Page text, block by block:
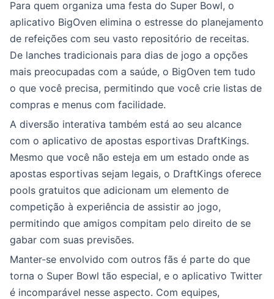
Para quem organiza uma festa do Super Bowl, o
aplicativo BigOven elimina o estresse do planejamento
de refeições com seu vasto repositório de receitas.
De lanches tradicionais para dias de jogo a opções
mais preocupadas com a saúde, o BigOven tem tudo
o que você precisa, permitindo que você crie listas de
compras e menus com facilidade.
A diversão interativa também está ao seu alcance
com o aplicativo de apostas esportivas DraftKings.
Mesmo que você não esteja em um estado onde as
apostas esportivas sejam legais, o DraftKings oferece
pools gratuitos que adicionam um elemento de
competição à experiência de assistir ao jogo,
permitindo que amigos compitam pelo direito de se
gabar com suas previsões.
Manter-se envolvido com outros fãs é parte do que
torna o Super Bowl tão especial, e o aplicativo Twitter
é incomparável nesse aspecto. Com equipes,